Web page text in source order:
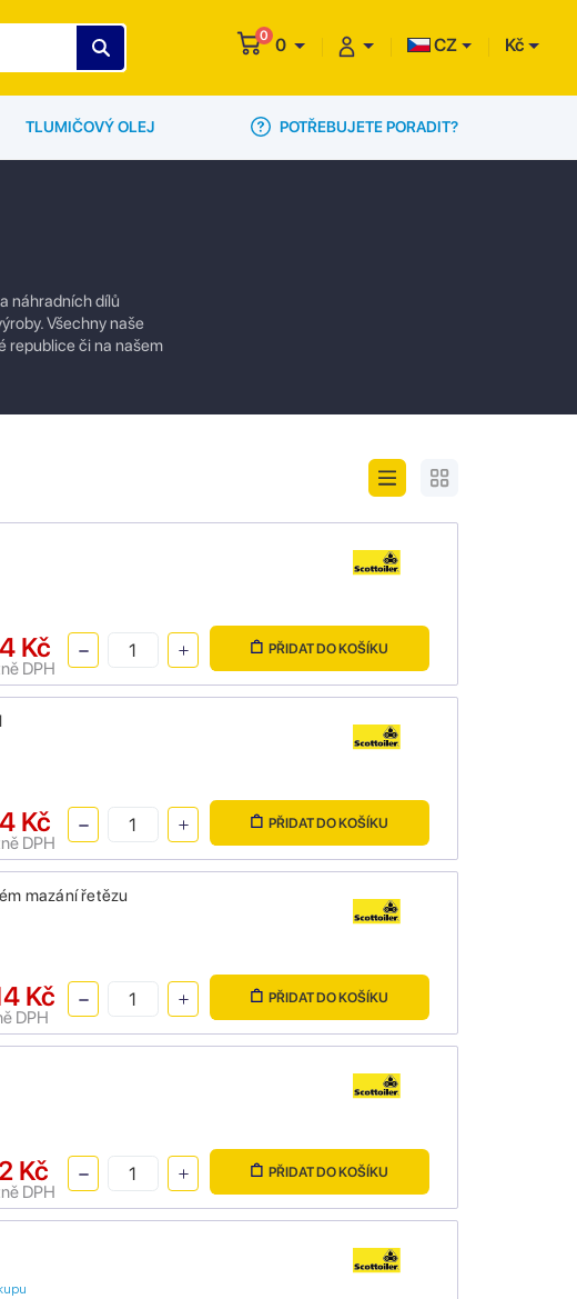
0 0 CZ Kč
TLUMIČOVÝ OLEJ POTŘEBUJETE PORADIT?
náhradních dílů
Všechny naše
republice či na našem
Kč
DPH
PŘIDAT DO KOŠÍKU
Kč
DPH
PŘIDAT DO KOŠÍKU
mazání řetězu
Kč
DPH
PŘIDAT DO KOŠÍKU
Kč
DPH
PŘIDAT DO KOŠÍKU